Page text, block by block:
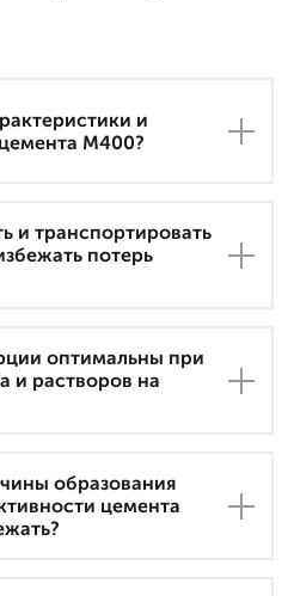
и
М400?
и транспортировать
потерь
оптимальны при
и растворов на
образования
цемента